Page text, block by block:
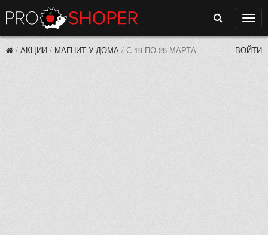
Поиск
/ АКЦИИ / МАГНИТ У ДОМА / С 19 ПО 25 МАРТА ВОЙТИ